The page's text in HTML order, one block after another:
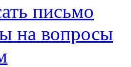
письмо
на вопросы